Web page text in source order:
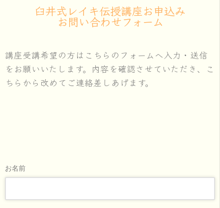
臼井式レイキ伝授講座お申込み
お問い合わせフォーム
講座受講希望の方はこちらのフォームへ入力・送信
をお願いいたします。内容を確認させていただき、こ
ちらから改めてご連絡差しあげます。
お名前